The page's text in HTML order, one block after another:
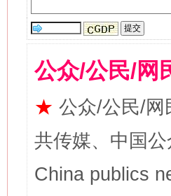
公众/公民/网
★ 公众/公民/网
共传媒、中国
China publics